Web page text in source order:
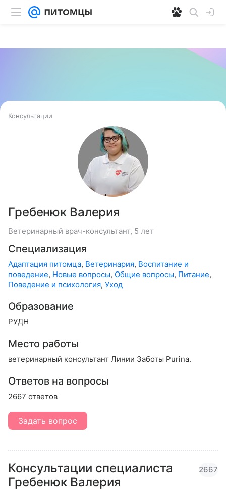
Консультации
Гребенюк Валерия
Ветеринарный врач-консультант, 5 лет
Специализация
Адаптация питомца, Ветеринария, Воспитание и
поведение, Новые вопросы, Общие вопросы, Питание,
Поведение и психология, Уход
Образование
РУДН
Место работы
ветеринарный консультант Линии Заботы Purina.
Ответов на вопросы
2667 ответов
Задать вопрос
Консультации специалиста
Гребенюк Валерия
2667